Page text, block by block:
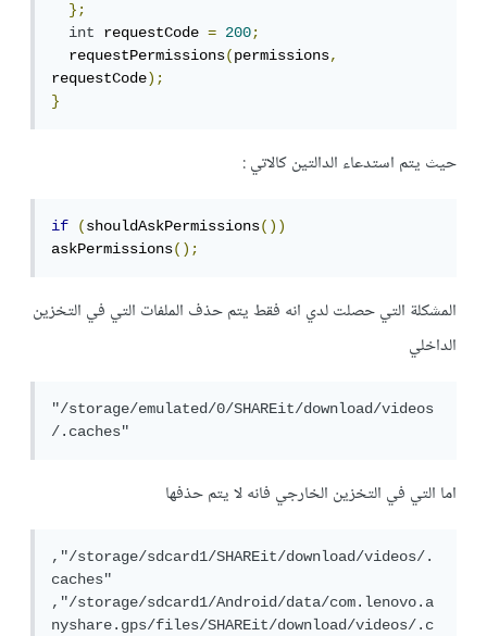
};
int
requestCode = 200;
  requestPermissions
(permissions,
requestCode);
}
حيث يتم استدعاء الدالتين كالاتي :
if (shouldAskPermissions())
askPermissions();
المشكلة التي حصلت لدي انه فقط يتم حذف الملفات التي في التخزين
الداخلي
"/storage/emulated/0/SHAREit/download/videos
اما التي في التخزين الخارجي فانه لا يتم حذفها
,"/storage/sdcard1/SHAREit/download/videos/.
caches"
,"/storage/sdcard1/Android/data/com.lenovo.a
nyshare.gps/files/SHAREit/download/videos/.c